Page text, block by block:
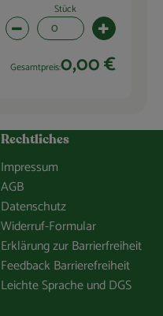
Stück
Artikelanzahl verringern (0
Gesamtpreis:0,00 €
Rechtliches
Impressum
AGB
Datenschutz
Widerruf-Formular
Erklärung zur Barrierfreiheit
Feedback Barrierefreiheit
Leichte Sprache und DGS